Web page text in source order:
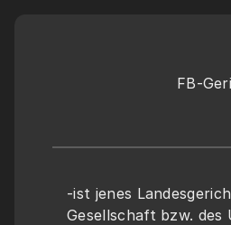
FB-
-ist jenes
Gesellschaft bzw. des